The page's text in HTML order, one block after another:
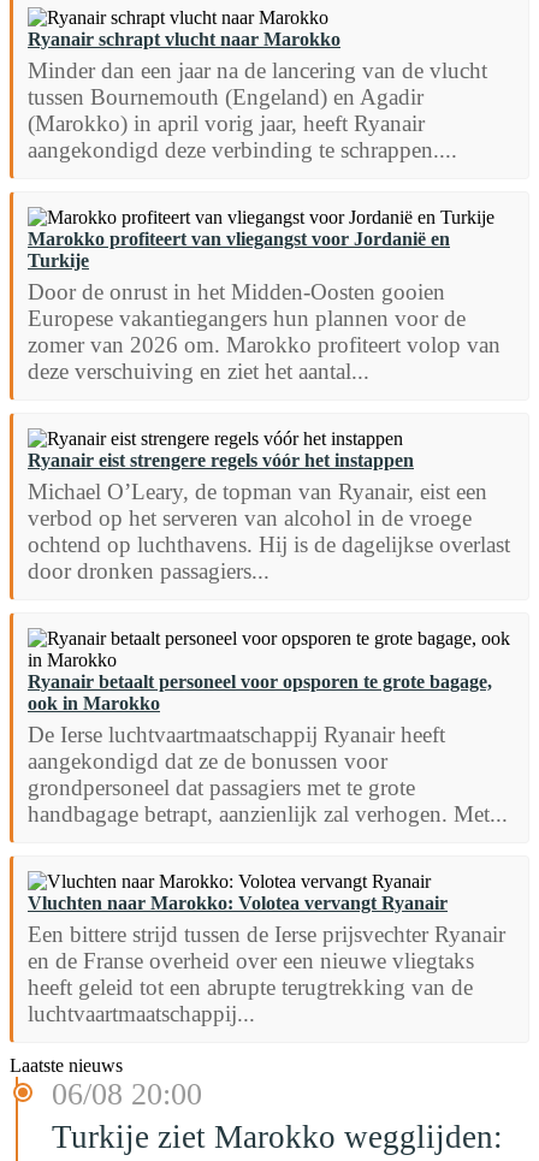
Ryanair schrapt vlucht naar Marokko
Minder dan een jaar na de lancering van de vlucht
tussen Bournemouth (Engeland) en Agadir
(Marokko) in april vorig jaar, heeft Ryanair
aangekondigd deze verbinding te schrappen....
Marokko profiteert van vliegangst voor Jordanië en
Turkije
Door de onrust in het Midden-Oosten gooien
Europese vakantiegangers hun plannen voor de
zomer van 2026 om. Marokko profiteert volop van
deze verschuiving en ziet het aantal...
Ryanair eist strengere regels vóór het instappen
Michael O’Leary, de topman van Ryanair, eist een
verbod op het serveren van alcohol in de vroege
ochtend op luchthavens. Hij is de dagelijkse overlast
door dronken passagiers...
Ryanair betaalt personeel voor opsporen te grote bagage,
ook in Marokko
De Ierse luchtvaartmaatschappij Ryanair heeft
aangekondigd dat ze de bonussen voor
grondpersoneel dat passagiers met te grote
handbagage betrapt, aanzienlijk zal verhogen. Met...
Vluchten naar Marokko: Volotea vervangt Ryanair
Een bittere strijd tussen de Ierse prijsvechter Ryanair
en de Franse overheid over een nieuwe vliegtaks
heeft geleid tot een abrupte terugtrekking van de
luchtvaartmaatschappij...
Laatste nieuws
06/08 20:00
Turkije ziet Marokko wegglijden: